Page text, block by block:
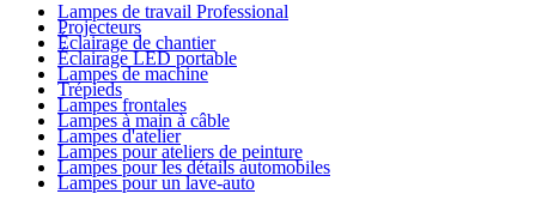
Lampes de travail Professional
Projecteurs
Éclairage de chantier
Éclairage LED portable
Lampes de machine
Trépieds
Lampes frontales
Lampes à main à câble
Lampes d'atelier
Lampes pour ateliers de peinture
Lampes pour les détails automobiles
Lampes pour un lave-auto